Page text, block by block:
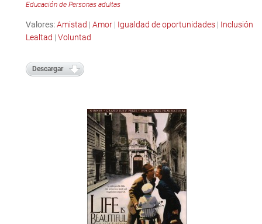
Educación de Personas adultas
Valores:Amistad | Amor| Igualdad de oportunidades| Inclusión
Lealtad | Voluntad
Descargar